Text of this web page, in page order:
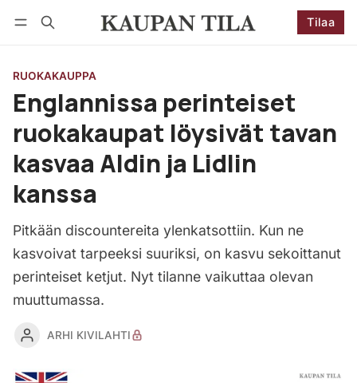
Tilaa
RUOKAKAUPPA
Englannissa perinteiset
ruokakaupat löysivät tavan
kasvaa Aldin ja Lidlin
kanssa
Pitkään discountereita ylenkatsottiin. Kun ne
kasvoivat tarpeeksi suuriksi, on kasvu sekoittanut
perinteiset ketjut. Nyt tilanne vaikuttaa olevan
muuttumassa.
ARHI KIVILAHTI